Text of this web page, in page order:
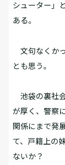
シューター」
ある。
文句なくか
とも思う。
池袋の裏社
が厚く、警察
関係にまで発
て、戸籍上の
ないか？